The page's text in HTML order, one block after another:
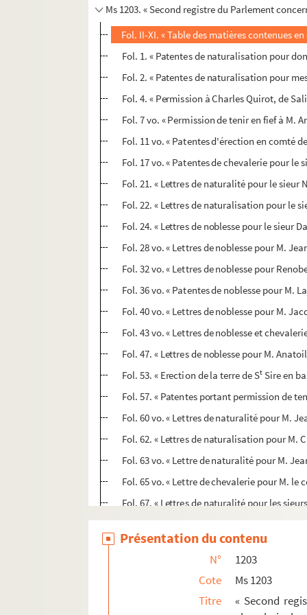
Ms 1203. « Second registre du Parlement
Fol. II-XI. « Table des matières contenues
Fol. 1. « Patentes de naturalisation pour
Fol. 2. « Patentes de naturalisation pour
Fol. 4. « Permission à Charles Quirot, de
Fol. 7 vo. « Permission de tenir en fief à M.
Fol. 11 vo. « Patentes d'érection en comté
Fol. 17 vo. « Patentes de chevalerie pour le
Fol. 21. « Lettres de naturalité pour le
Fol. 22. « Lettres de naturalisation pour le
Fol. 24. « Lettres de noblesse pour le sieur
Fol. 28 vo. « Lettres de noblesse pour M.
Fol. 32 vo. « Lettres de noblesse pour
Fol. 36 vo. « Patentes de noblesse pour M.
Fol. 40 vo. « Lettres de noblesse pour M.
Fol. 43 vo. « Lettres de noblesse et
Fol. 47. « Lettres de noblesse pour M.
Fol. 53. « Erection de la terre de St Sire en
Fol. 57. « Patentes portant permission de
Fol. 60 vo. « Lettres de naturalité pour M.
Fol. 62. « Lettres de naturalisation pour M.
Fol. 63 vo. « Lettre de naturalité pour M.
Fol. 65 vo. « Lettre de chevalerie pour M. le
Fol. 67. « Lettres de naturalité pour les
Fol. 70 vo. « Lettres de naturalisation pour
Fol. 73 vo. « Permission de tenir en fief
Fol. 78. « Permission au sieur Jean
Fol. 81. « Patentes de naturalisation pour
Fol. 82 vo. « Patentes de naturalisation
Présentation du contenu
N°
1203
Cote
Ms 1203
Titre
« Second